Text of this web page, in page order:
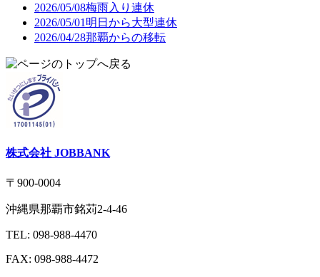
2026/05/08梅雨入り連休
2026/05/01 明日から大型連休
2026/04/28那覇からの移転
株式会社 JOBBANK
〒900-0004
沖縄県那覇市銘苅2-4-46
TEL: 098-988-4470
FAX: 098-988-4472